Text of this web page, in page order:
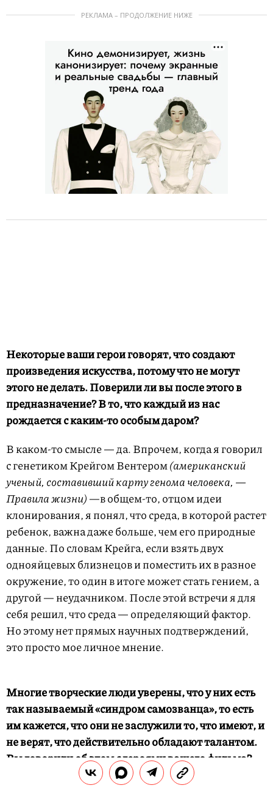
РЕКЛАМА – ПРОДОЛЖЕНИЕ НИЖЕ
Некоторые ваши герои говорят, что создают
произведения искусства, потому что не могут
этого не делать. Поверили ли вы после этого в
предназначение? В то, что каждый из нас
рождается с каким-то особым даром?
В каком-то смысле — да. Впрочем, когда я говорил
с генетиком Крейгом Вентером(американский
ученый, составивший карту генома человека, —
Правила жизни)—в общем-то, отцом идеи
клонирования, я понял, что среда, в которой растет
ребенок, важна даже больше, чем его природные
данные. По словам Крейга, если взять двух
однояйцевых близнецов и поместить их в разное
окружение, то один в итоге может стать гением, а
другой — неудачником. После этой встречи я для
себя решил, что среда — определяющий фактор.
Но этому нет прямых научных подтверждений,
это просто мое личное мнение.
Многие творческие люди уверены, что у них есть
так называемый «синдром самозванца», то есть
им кажется, что они не заслужили то, что имеют, и
не верят, что действительно обладают талантом.
Вы говорили об этом с героями вашего фильма?
Большинство из них верит в свой талант?